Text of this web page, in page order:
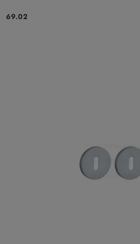
Cena:
69.02